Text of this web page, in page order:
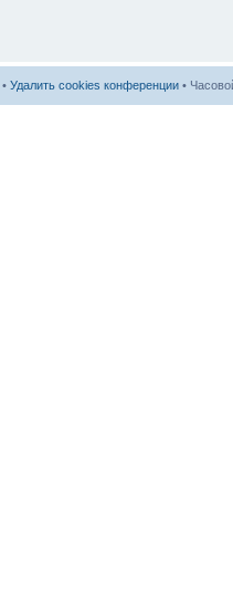
• Удалить cookies конференции •